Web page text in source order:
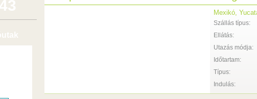
Mexikó,
Szállás típus:
Ellátás:
Utazás módja:
Időtartam:
Típus:
Indulás: